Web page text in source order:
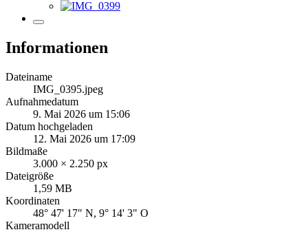
Informationen
Dateiname
IMG_0395.jpeg
Aufnahmedatum
9. Mai 2026 um 15:06
Datum hochgeladen
12. Mai 2026 um 17:09
Bildmaße
3.000 × 2.250 px
Dateigröße
1,59 MB
Koordinaten
48° 47' 17" N, 9° 14' 3" O
Kameramodell